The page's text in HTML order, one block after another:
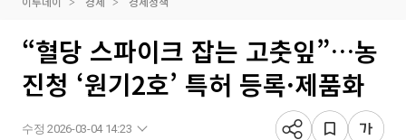
“혈당 스파이크 잡는 고춧잎”…농
진청 ‘원기2호’ 특허 등록·제품화
수정 2026-03-04 14:23